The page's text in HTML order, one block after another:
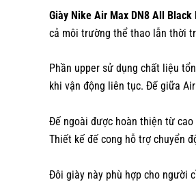
Giày Nike Air Max DN8 All Black
cả môi trường thể thao lẫn thời
Phần upper sử dụng chất liệu
khi vận động liên tục. Đế giữa
Đế ngoài được hoàn thiện từ
Thiết kế đế cong hỗ trợ chuyển
Đôi giày này phù hợp cho người